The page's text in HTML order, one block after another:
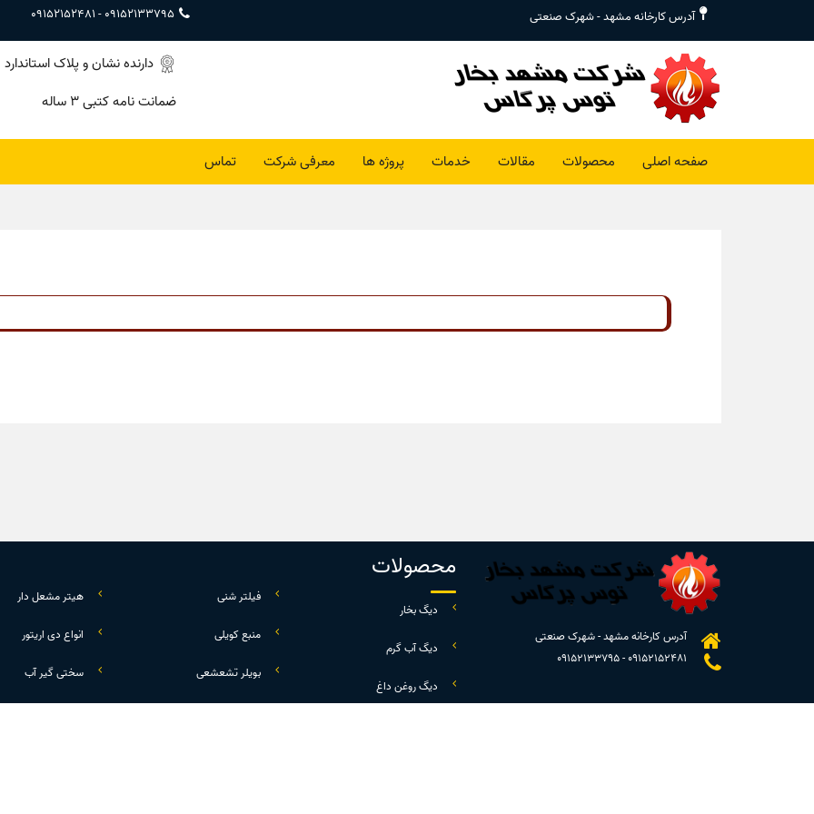
آدرس کارخانه مشهد - شهرک صنعتی 09152133795
-
09152152481
دارنده نشان و پلاک استاندارد
ضمانت نامه کتبی ۳ ساله
صفحه اصلی محصولات مقالات خدمات پروژه ها معرفی شرکت تماس
آدرس کارخانه مشهد - شهرک صنعتی
09152152481
-
09152133795
محصولات
دیگ بخار
دیگ آب گرم
دیگ روغن داغ
فیلتر شنی
منبع کویلی
بویلر تشعشعی
هیتر مشعل دار
انواع دی اریتور
سختی گیر آب